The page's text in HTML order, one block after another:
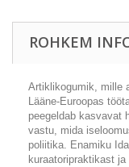
ROHKEM
Artiklikogumik, mille
Lääne-Euroopas
peegeldab kasvavat
vastu, mida
poliitika. Enamiku
kuraatoripraktikast